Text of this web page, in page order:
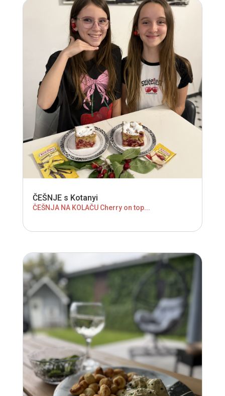
ČEŠNJE s Kotanyi
ČEŠNJA NA KOLAČU Cherry on top...